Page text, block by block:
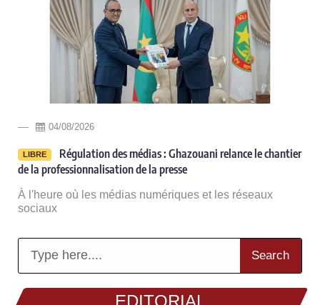
04/08/2026
LIBRE
Régulation des médias : Ghazouani relance le chantier
de la professionnalisation de la presse
À l'heure où les médias numériques et les réseaux
sociaux
Search
EDITORIAL